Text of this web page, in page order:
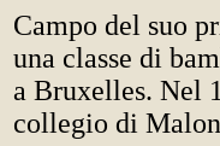
Campo del suo
una classe di
a Bruxelles. Nel
collegio di